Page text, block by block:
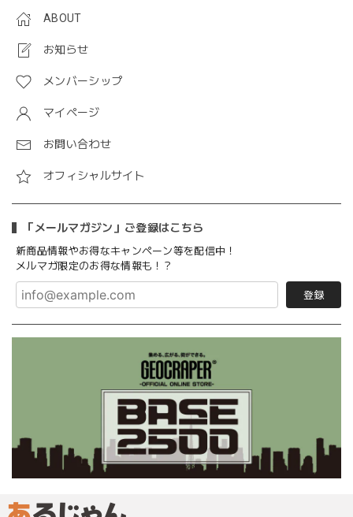
ABOUT
お知らせ
メンバーシップ
マイページ
お問い合わせ
オフィシャルサイト
「メールマガジン」ご登録はこちら
新商品情報やお得なキャンペーン等を配信中！
メルマガ限定のお得な情報も！？
登録